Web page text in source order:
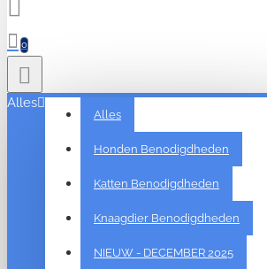
0
Alles
Alles
Honden Benodigdheden
Katten Benodigdheden
Knaagdier Benodigdheden
NIEUW - DECEMBER 2025